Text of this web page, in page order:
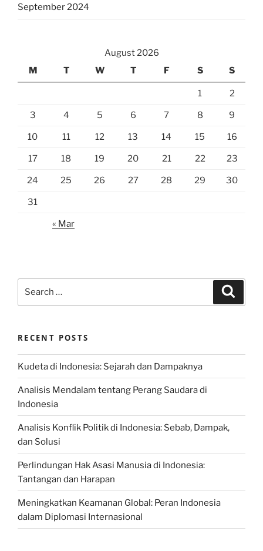
September 2024
August 2026
M
T W T F S S
1 2
3 4 5 6 7 8 9
10 11 12 13 14 15 16
17 18 19 20 21 22 23
24 25 26 27 28 29 30
31
« Mar
RECENT POSTS
Kudeta di Indonesia: Sejarah dan Dampaknya
Analisis Mendalam tentang Perang Saudara di
Indonesia
Analisis Konflik Politik di Indonesia: Sebab, Dampak,
dan Solusi
Perlindungan Hak Asasi Manusia di Indonesia:
Tantangan dan Harapan
Meningkatkan Keamanan Global: Peran Indonesia
dalam Diplomasi Internasional